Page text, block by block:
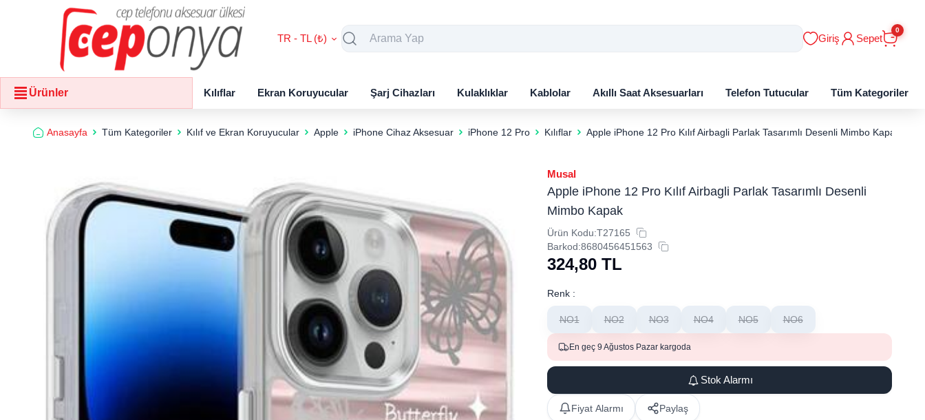
TR - TL (₺) Giriş Sepet
0
Ürünler Kılıflar Ekran Koruyucular Şarj Cihazları Kulaklıklar Kablolar Akıllı Saat Aksesuarları Telefon Tutucular Tüm Kategoriler
Anasayfa Tüm Kategoriler Kılıf ve Ekran Koruyucular Apple iPhone Cihaz Aksesuar iPhone 12 Pro Kılıflar Apple iPhone 12 Pro Kılıf Airbagli Parlak Tasarımlı Desenli Mimbo Kapak
Musal
Apple iPhone 12 Pro Kılıf Airbagli Parlak Tasarımlı Desenli
Mimbo Kapak
Ürün Kodu:T27165
Barkod:8680456451563
324,80 TL
Renk :
NO1 NO2 NO3 NO4 NO5 NO6
En geç 9 Ağustos Pazar kargoda
Stok Alarmı
Fiyat Alarmı Paylaş